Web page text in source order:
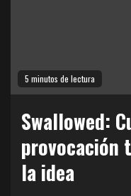
5 minutos de lectura
Swallowed:
provocación
la idea